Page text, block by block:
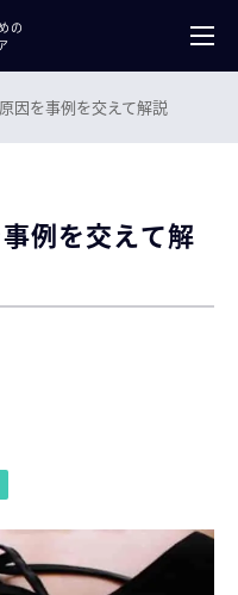
の
因を事例を交えて解説
例を交えて解